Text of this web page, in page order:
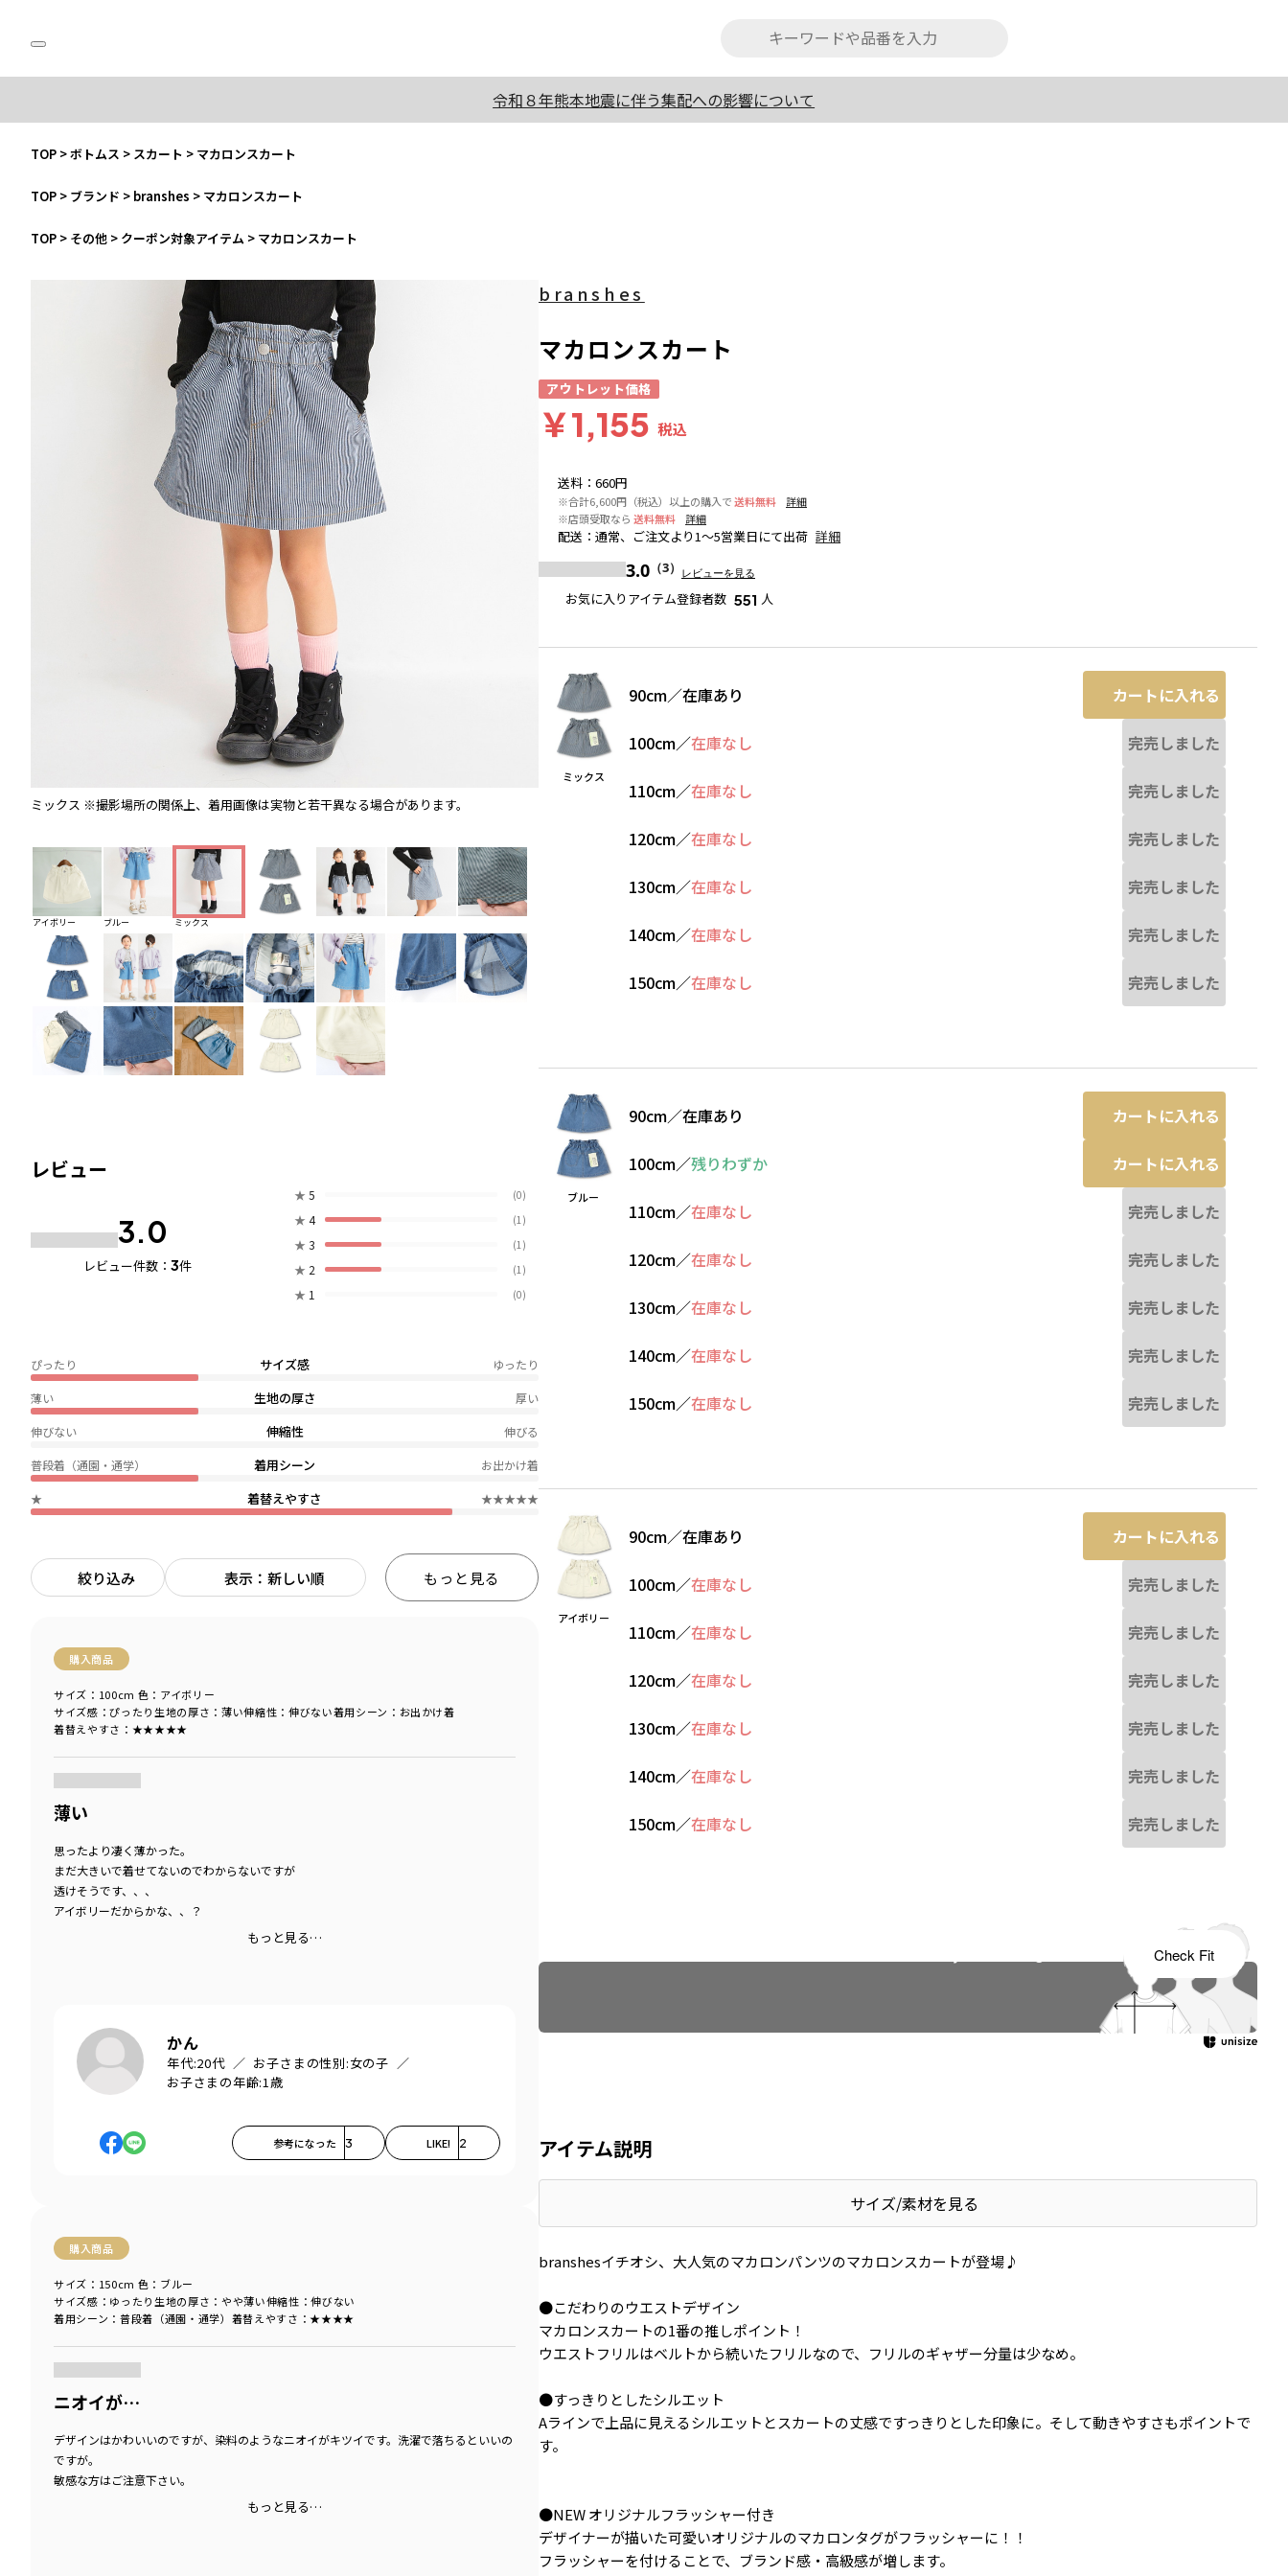
令和８年熊本地震に伴う集配への影響について
TOP >ボトムス > スカート > マカロンスカート
TOP > ブランド > branshes > マカロンスカート
TOP > その他 > クーポン対象アイテム > マカロンスカート
ミックス ※撮影場所の関係上、着用画像は実物と若干異なる場合があります。
アイボリー ブルー ミックス
レビュー
3.0
レビュー件数： 3件
★ 5 (0)
★ 4 (1)
★ 3 (1)
★ 2 (1)
★ 1 (0)
サイズ感
ぴったり ゆったり
生地の厚さ
薄い 厚い
伸縮性
伸びない 伸びる
着用シーン
普段着（通園・通学） お出かけ着
着替えやすさ
★ ★★★★★
絞り込み 表示：新しい順 もっと見る
購入商品
サイズ感 ：ぴったり 生地の厚さ ：薄い伸縮性 ：伸びない着用シーン ：お出かけ着
着替えやすさ ：★★★★★
サイズ：100cm 色：アイボリー
薄い
思ったより凄く薄かった。
まだ大きいで着せてないのでわからないですが
透けそうです、、、
アイボリーだからかな、、？
もっと見る…
かん
年代:20代 お子さまの性別:女の子
お子さまの年齢:1歳
参考になった 3 LIKE! 2
購入商品
サイズ感 ：ゆったり 生地の厚さ ：やや薄い伸縮性 ：伸びない
着用シーン ：普段着（通園・通学） 着替えやすさ ：★★★★
サイズ：150cm 色：ブルー
ニオイが…
デザインはかわいいのですが、染料のようなニオイがキツイです。洗濯で落ちるといいの
ですが。
敏感な方はご注意下さい。
もっと見る…
送料 ： 660円
※合計6,600円（税込）以上の購入で送料無料
詳細
※店頭受取なら 送料無料 詳細
配送 ： 通常、ご注文より1～5営業日にて出荷 詳細
3.0 （3） レビューを見る
お気に入りアイテム登録者数 551 人
branshes
マカロンスカート
アウトレット価格
￥1,155 税込
ミックス
90cm／在庫あり カートに入れる
100cm／在庫なし 完売しました
110cm／在庫なし 完売しました
120cm／在庫なし 完売しました
130cm／在庫なし 完売しました
140cm／在庫なし 完売しました
150cm／在庫なし 完売しました
ブルー
90cm／在庫あり カートに入れる
100cm／残りわずか カートに入れる
110cm／在庫なし 完売しました
120cm／在庫なし 完売しました
130cm／在庫なし 完売しました
140cm／在庫なし 完売しました
150cm／在庫なし 完売しました
アイボリー
90cm／在庫あり カートに入れる
100cm／在庫なし 完売しました
110cm／在庫なし 完売しました
120cm／在庫なし 完売しました
130cm／在庫なし 完売しました
140cm／在庫なし 完売しました
150cm／在庫なし 完売しました
アイテム説明
サイズ/素材を見る
branshesイチオシ、大人気のマカロンパンツのマカロンスカートが登場♪
●こだわりのウエストデザイン
マカロンスカートの1番の推しポイント！
ウエストフリルはベルトから続いたフリルなので、フリルのギャザー分量は少なめ。
●すっきりとしたシルエット
Aラインで上品に見えるシルエットとスカートの丈感ですっきりとした印象に。そして動きやすさもポイントで
す。
●NEW オリジナルフラッシャー付き
デザイナーが描いた可愛いオリジナルのマカロンタグがフラッシャーに！！
フラッシャーを付けることで、ブランド感・高級感が増します。
Check Fit